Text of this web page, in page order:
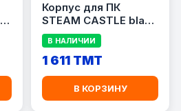
Корпус для ПК
STEAM CASTLE black
DEEPCOOL
В НАЛИЧИИ
1 611 TMT
В КОРЗИНУ